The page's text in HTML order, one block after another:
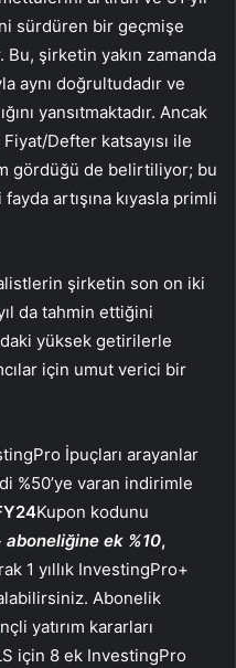
sürdüren bir geçmişe
şirketin yakın zamanda
aynı doğrultudadır ve
yansıtmaktadır. Ancak
Defter katsayısı ile
gördüğü de belirtiliyor; bu
artışına kıyasla primli
şirketin son on iki
da tahmin ettiğini
yüksek getirilerle
için umut verici bir
İpuçları arayanlar
%50’ye varan indirimle
Kupon kodunu
aboneliğine ek %10,
1 yıllık InvestingPro+
Abonelik
yatırım kararları
için 8 ek InvestingPro